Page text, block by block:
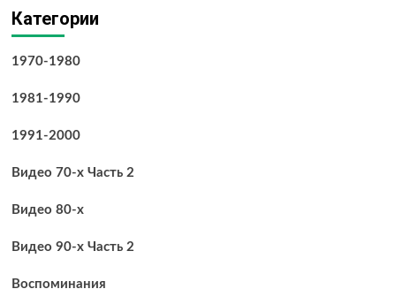
Май
Категории
1970-1980
1981-1990
1991-2000
Видео 70-х Часть 2
Видео 80-х
Видео 90-х Часть 2
Воспоминания